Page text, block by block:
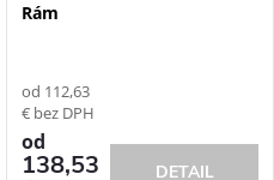
Rám
od 112,63
€ bez DPH
od
138,53 DETAIL